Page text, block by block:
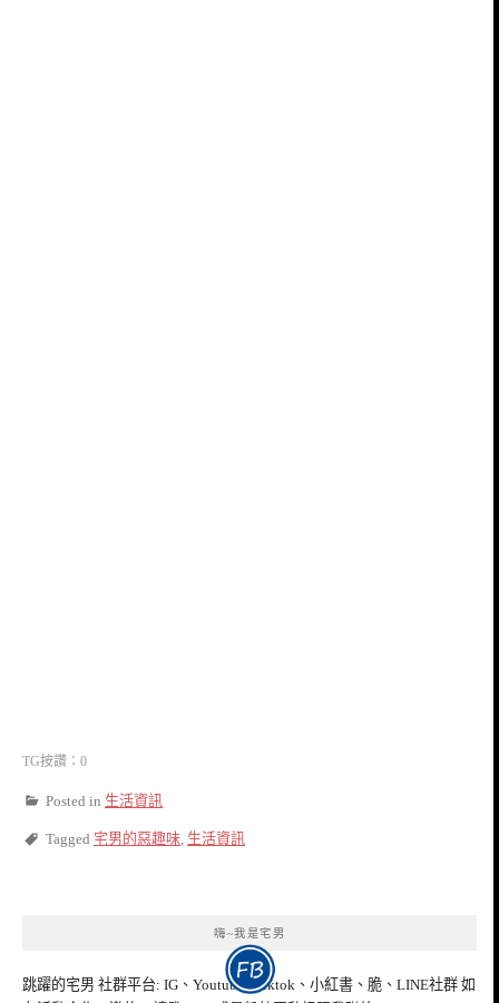
TG按讚：0
Posted in 生活資訊
Tagged 宅男的惡趣味, 生活資訊
嗨~我是宅男
跳躍的宅男 社群平台: IG、Youtube、tiktok、小紅書、脆、LINE社群 如